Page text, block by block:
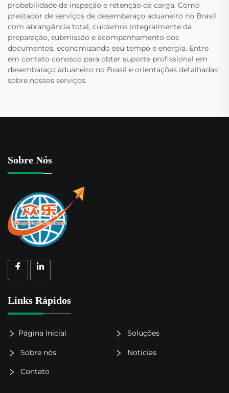
probabilidade de inspeção e retenção da carga. Como
prestador de serviços de desembaraço aduaneiro no Brasil
com abrangência total, cuidamos integralmente da
preparação, submissão e acompanhamento dos
documentos, economizando seu tempo e energia. Entre
em contato conosco para obter suporte profissional em
desembaraço aduaneiro no Brasil e orientações detalhadas
sobre nossos serviços.
Sobre Nós
Links Rápidos
Página Inicial Soluções
Sobre nós Notícias
Contato